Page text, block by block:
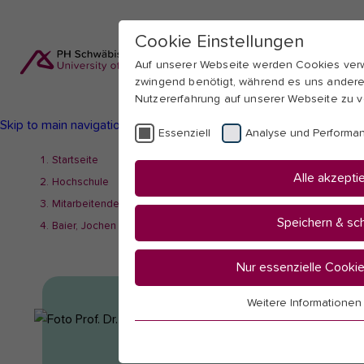
Skip to main navigation Skip to main content
here:
Startseite
Hochschule
Mitarbeitendenübersicht
Baier, Jochen
Cookie Einstellungen
Auf unserer Webseite werden Cookies
zwingend benötigt, während es uns
Nutzererfahrung auf unserer Webseite zu
Essenziell Analyse und
Alle
Speichern &
Nur essenzielle
Weitere